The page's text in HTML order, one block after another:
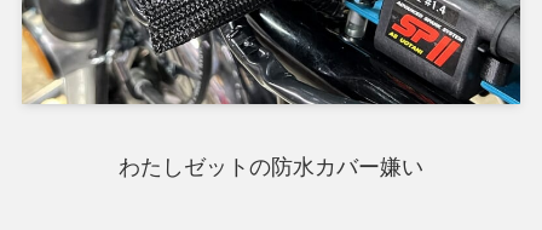
わたしゼットの防水カバー嫌い